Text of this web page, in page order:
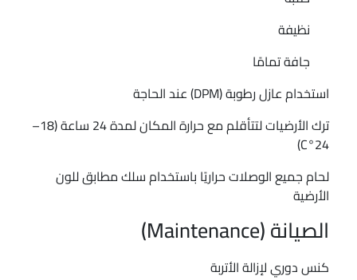
نظيفة
جافة تمامًا
استخدام عازل رطوبة (DPM) عند الحاجة
ترك الأرضيات لتتأقلم مع حرارة المكان لمدة 24 ساعة (18–
24°C)
لحام جميع الوصلات حراريًا باستخدام سلك مطابق للون
الأرضية
الصيانة (Maintenance)
كنس دوري لإزالة الأتربة